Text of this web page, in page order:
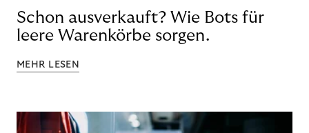
Schon ausverkauft? Wie Bots für
leere Warenkörbe sorgen.
MEHR LESEN